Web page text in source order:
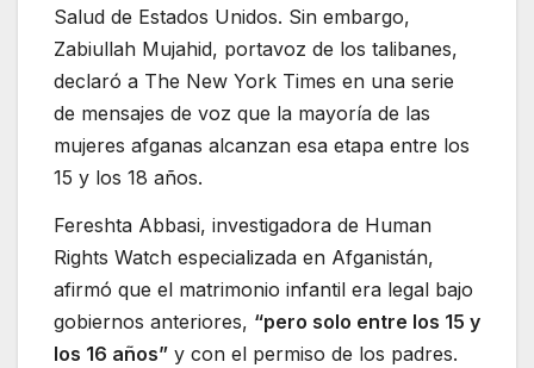
Salud de Estados Unidos. Sin embargo,
Zabiullah Mujahid, portavoz de los talibanes,
declaró a The New York Times en una serie
de mensajes de voz que la mayoría de las
mujeres afganas alcanzan esa etapa entre los
15 y los 18 años.
Fereshta Abbasi, investigadora de Human
Rights Watch especializada en Afganistán,
afirmó que el matrimonio infantil era legal bajo
gobiernos anteriores, “pero solo entre los 15 y
los 16 años” y con el permiso de los padres.